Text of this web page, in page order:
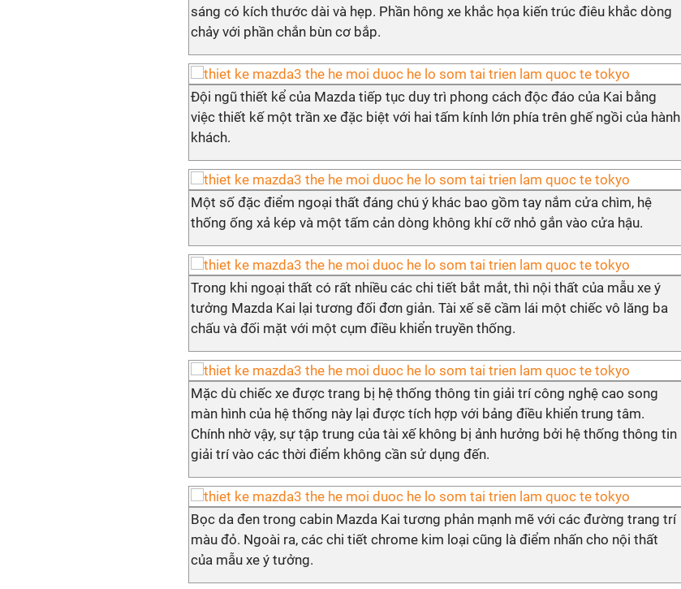
sáng có kích thước dài và hẹp. Phần hông xe khắc họa kiến trúc điêu khắc dòng
chảy với phần chắn bùn cơ bắp.
Đội ngũ thiết kể của Mazda tiếp tục duy trì phong cách độc đáo của Kai bằng
việc thiết kế một trần xe đặc biệt với hai tấm kính lớn phía trên ghế ngồi của hành
khách.
Một số đặc điểm ngoại thất đáng chú ý khác bao gồm tay nắm cửa chìm, hệ
thống ống xả kép và một tấm cản dòng không khí cỡ nhỏ gắn vào cửa hậu.
Trong khi ngoại thất có rất nhiều các chi tiết bắt mắt, thì nội thất của mẫu xe ý
tưởng Mazda Kai lại tương đối đơn giản. Tài xế sẽ cầm lái một chiếc vô lăng ba
chấu và đối mặt với một cụm điều khiển truyền thống.
Mặc dù chiếc xe được trang bị hệ thống thông tin giải trí công nghệ cao song
màn hình của hệ thống này lại được tích hợp với bảng điều khiển trung tâm.
Chính nhờ vậy, sự tập trung của tài xế không bị ảnh hưởng bởi hệ thống thông tin
giải trí vào các thời điểm không cần sử dụng đến.
Bọc da đen trong cabin Mazda Kai tương phản mạnh mẽ với các đường trang trí
màu đỏ. Ngoài ra, các chi tiết chrome kim loại cũng là điểm nhấn cho nội thất
của mẫu xe ý tưởng.